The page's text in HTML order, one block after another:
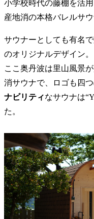
小学校時代の藤棚を活
産地消の本格バレルサ
サウナーとしても有名
のオリジナルデザイン。
ここ奥丹波は里山風景
消サウナで、ロゴも四
ナビリティなサウナは
た。